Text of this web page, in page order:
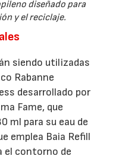
diseñado para
y el reciclaje.
siendo utilizadas
Rabanne
desarrollado por
Fame, que
ml para su eau de
emplea Baia Refill
el contorno de